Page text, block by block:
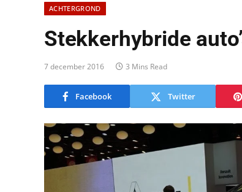
ACHTERGROND
Stekkerhybride
7 december 2016 3 Mins Read
Facebook Twitter